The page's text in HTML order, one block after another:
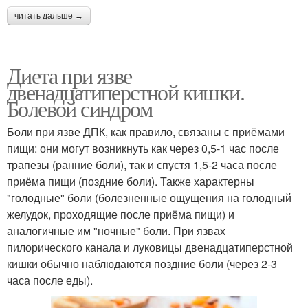
читать дальше →
Диета при язве
двенадцатиперстной кишки.
Болевой синдром
Боли при язве ДПК, как правило, связаны с приёмами
пищи: они могут возникнуть как через 0,5-1 час после
трапезы (ранние боли), так и спустя 1,5-2 часа после
приёма пищи (поздние боли). Также характерны
"голодные" боли (болезненные ощущения на голодный
желудок, проходящие после приёма пищи) и
аналогичные им "ночные" боли. При язвах
пилорического канала и луковицы двенадцатиперстной
кишки обычно наблюдаются поздние боли (через 2-3
часа после еды).